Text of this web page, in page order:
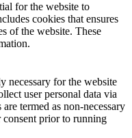
for the website to
cookies that ensures
of the website. These
necessary for the website
user personal data via
termed as non-necessary
consent prior to running